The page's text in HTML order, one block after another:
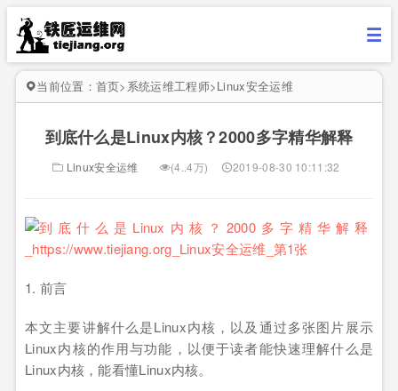
当前位置： 首页> 系统运维工程师>Linux安全运维
到底什么是Linux内核？2000多字精华解释
Linux安全运维 (4..4万) 2019-08-30 10:11:32
1. 前言
本文主要讲解什么是Linux内核，以及通过多张图片展示
Linux内核的作用与功能，以便于读者能快速理解什么是
Linux内核，能看懂Linux内核。